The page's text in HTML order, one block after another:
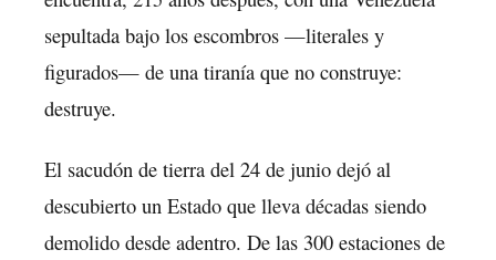
sepultada bajo los escombros —literales y
figurados— de una tiranía que no construye:
destruye.
El sacudón de tierra del 24 de junio dejó al
descubierto un Estado que lleva décadas siendo
demolido desde adentro. De las 300 estaciones de